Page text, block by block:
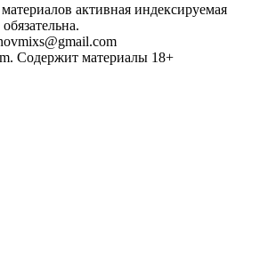
активная индексируемая
Содержит материалы 18+